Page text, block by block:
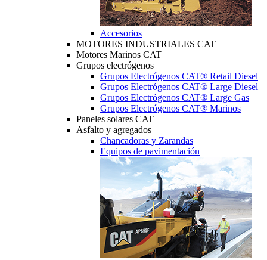
Accesorios
MOTORES INDUSTRIALES CAT
Motores Marinos CAT
Grupos electrógenos
Grupos Electrógenos CAT® Retail Diesel
Grupos Electrógenos CAT® Large Diesel
Grupos Electrógenos CAT® Large Gas
Grupos Electrógenos CAT® Marinos
Paneles solares CAT
Asfalto y agregados
Chancadoras y Zarandas
Equipos de pavimentación